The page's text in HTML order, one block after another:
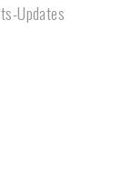
Updates